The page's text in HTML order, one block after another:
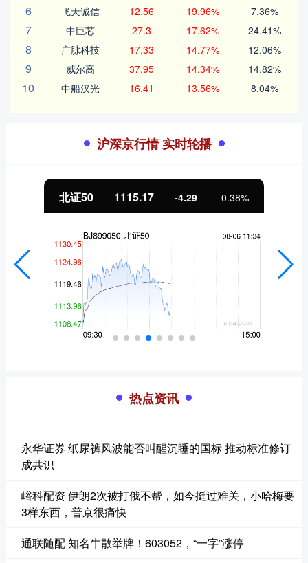
6 飞天诚信 12.56 19.96% 7.36%
7 中巨芯 27.3 17.62% 24.41%
8 广脉科技 17.33 14.77% 12.06%
9 威尔高 37.95 14.34% 14.82%
10 中船汉光 16.41 13.56% 8.04%
沪深京行情 实时轮播
北证50 1115.17 -4.29 -0.38%
热点资讯
永华证券 纸尿裤风波能否叫醒沉睡的国标 推动标准修订
成共识
峪科配资 伊朗2次被打俄不帮，如今挺过难关，小哈梅要
3样东西，普京很痛快
通联随配 知名牛散举牌！603052，“一字”涨停